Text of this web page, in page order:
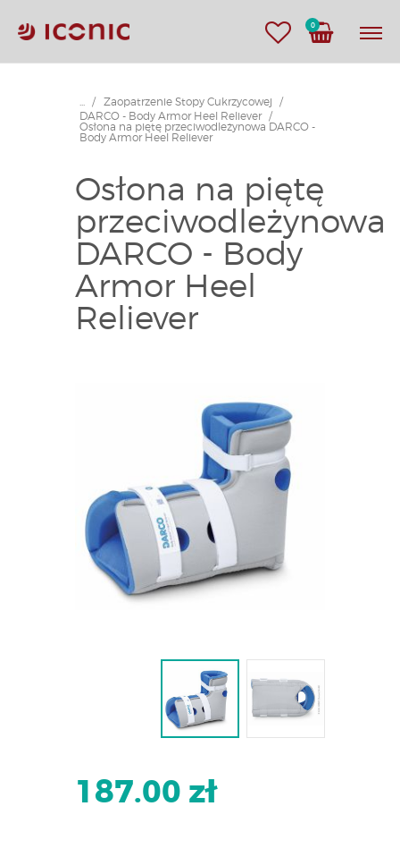
0
...
Zaopatrzenie Stopy Cukrzycowej
DARCO - Body Armor Heel Reliever
Osłona na piętę przeciwodleżynowa DARCO -
Body Armor Heel Reliever
Osłona na piętę
przeciwodleżynowa
DARCO - Body
Armor Heel
Reliever
187.00 zł